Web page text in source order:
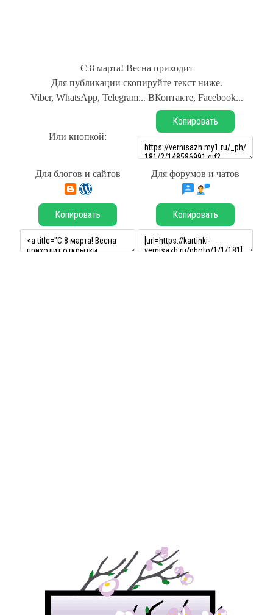
С 8 марта! Весна приходит
Для публикации скопируйте текст ниже.
Viber, WhatsApp, Telegram... ВКонтакте, Facebook...
Или кнопкой:
Копировать
Для блогов и сайтов Для форумов и чатов
Копировать Копировать